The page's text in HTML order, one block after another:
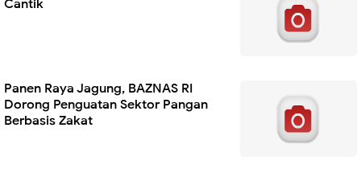
Cantik
Panen Raya Jagung, BAZNAS RI
Dorong Penguatan Sektor Pangan
Berbasis Zakat